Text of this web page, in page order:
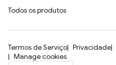
Todos os produtos
Termos de Serviço Privacidade
Manage cookies